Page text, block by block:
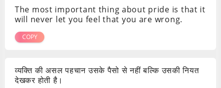
The most important thing about pride is that it
will never let you feel that you are wrong.
COPY
व्यक्ति की असल पहचान उसके पैसो से नहीं बल्कि उसकी नियत
देखकर होती है।